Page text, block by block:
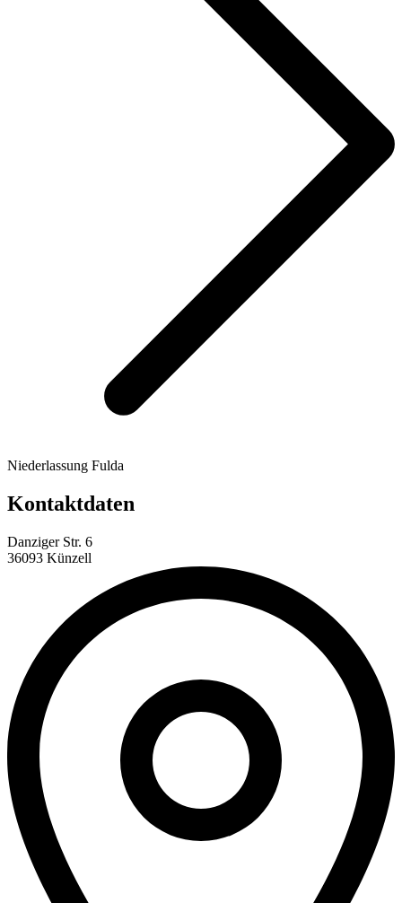
Niederlassung Fulda
Kontaktdaten
Danziger Str. 6
36093 Künzell